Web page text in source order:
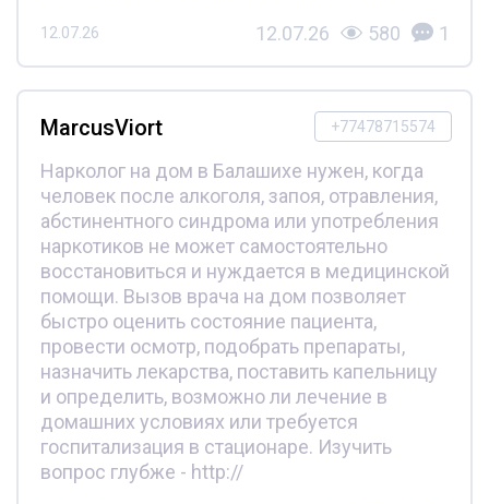
12.07.26 12.07.26 580 1
+77478715574
MarcusViort
Нарколог на дом в Балашихе нужен, когда
человек после алкоголя, запоя, отравления,
абстинентного синдрома или употребления
наркотиков не может самостоятельно
восстановиться и нуждается в медицинской
помощи. Вызов врача на дом позволяет
быстро оценить состояние пациента,
провести осмотр, подобрать препараты,
назначить лекарства, поставить капельницу
и определить, возможно ли лечение в
домашних условиях или требуется
госпитализация в стационаре. Изучить
вопрос глубже - http://